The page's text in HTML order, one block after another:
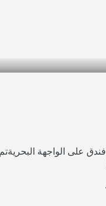
فندق على الواجهة البحرية